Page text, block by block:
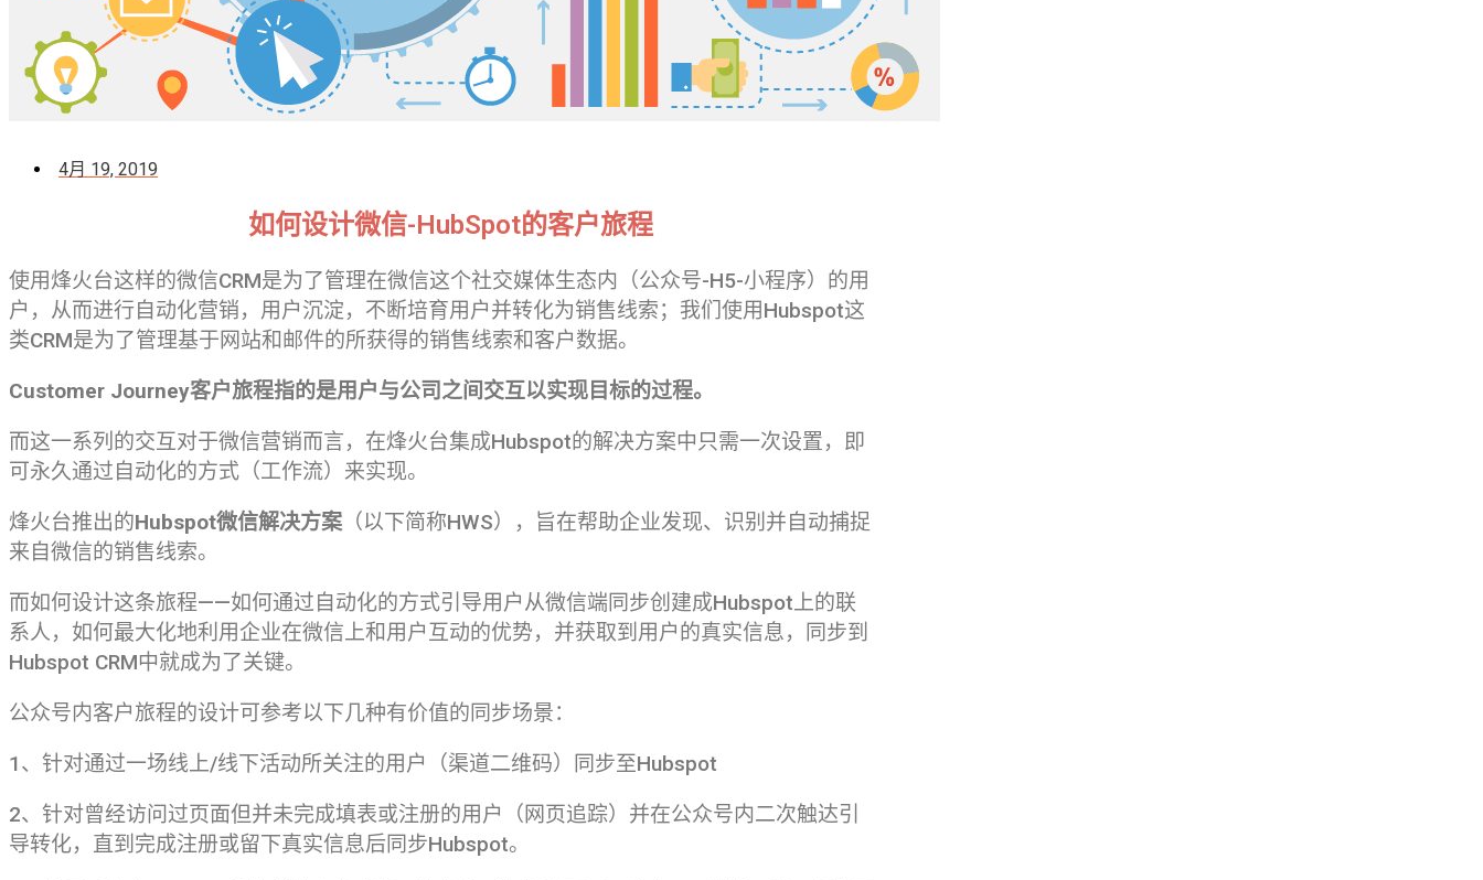
4月 19, 2019
如何设计微信-HubSpot的客户旅程
使用烽火台这样的微信CRM是为了管理在微信这个社交媒体生态内（公众号-H5-小程序）的用
户，从而进行自动化营销，用户沉淀，不断培育用户并转化为销售线索；我们使用Hubspot这
类CRM是为了管理基于网站和邮件的所获得的销售线索和客户数据。
Customer Journey客户旅程指的是用户与公司之间交互以实现目标的过程。
而这一系列的交互对于微信营销而言，在烽火台集成Hubspot的解决方案中只需一次设置，即
可永久通过自动化的方式（工作流）来实现。
烽火台推出的Hubspot微信解决方案（以下简称HWS），旨在帮助企业发现、识别并自动捕捉
来自微信的销售线索。
而如何设计这条旅程——如何通过自动化的方式引导用户从微信端同步创建成Hubspot上的联
系人，如何最大化地利用企业在微信上和用户互动的优势，并获取到用户的真实信息，同步到
Hubspot CRM中就成为了关键。
公众号内客户旅程的设计可参考以下几种有价值的同步场景：
1、针对通过一场线上/线下活动所关注的用户（渠道二维码）同步至Hubspot
2、针对曾经访问过页面但并未完成填表或注册的用户（网页追踪）并在公众号内二次触达引
导转化，直到完成注册或留下真实信息后同步Hubspot。